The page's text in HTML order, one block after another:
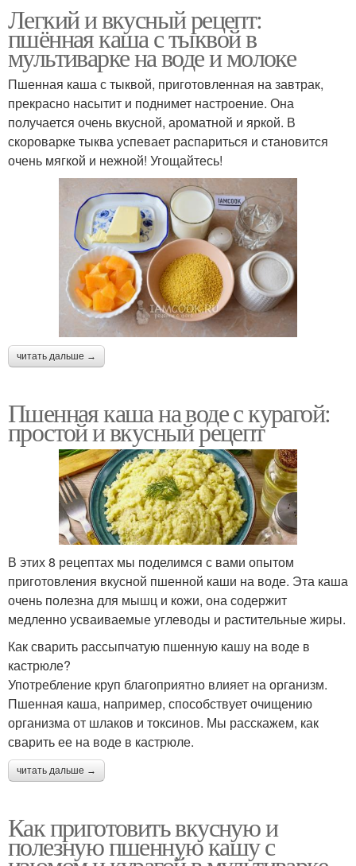
Легкий и вкусный рецепт:
пшённая каша с тыквой в
мультиварке на воде и молоке
Пшенная каша с тыквой, приготовленная на завтрак,
прекрасно насытит и поднимет настроение. Она
получается очень вкусной, ароматной и яркой. В
скороварке тыква успевает распариться и становится
очень мягкой и нежной! Угощайтесь!
читать дальше →
Пшенная каша на воде с курагой:
простой и вкусный рецепт
В этих 8 рецептах мы поделимся с вами опытом
приготовления вкусной пшенной каши на воде. Эта каша
очень полезна для мышц и кожи, она содержит
медленно усваиваемые углеводы и растительные жиры.
Как сварить рассыпчатую пшенную кашу на воде в
кастрюле?
Употребление круп благоприятно влияет на организм.
Пшенная каша, например, способствует очищению
организма от шлаков и токсинов. Мы расскажем, как
сварить ее на воде в кастрюле.
читать дальше →
Как приготовить вкусную и
полезную пшенную кашу с